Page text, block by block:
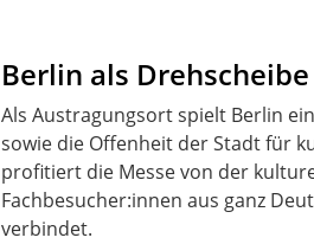
Berlin als
Als Austragungsort spielt Berlin
sowie die Offenheit der Stadt für
profitiert die Messe von der
Fachbesucher:innen aus ganz
verbindet.